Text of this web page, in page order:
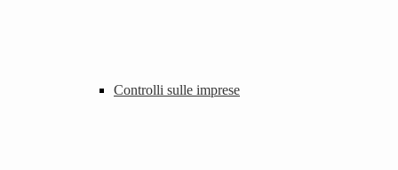
Controlli sulle imprese